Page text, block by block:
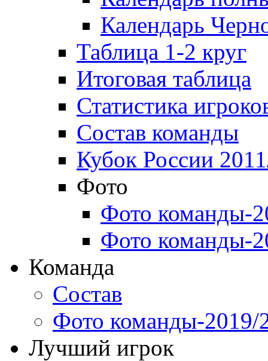
Календарь
Таблица 1-2 круг
Итоговая таблица
Статистика
Состав команды
Кубок России
Фото
Фото команды-
Фото команды-
Команда
Состав
Фото команды-2019/
Лучший игрок